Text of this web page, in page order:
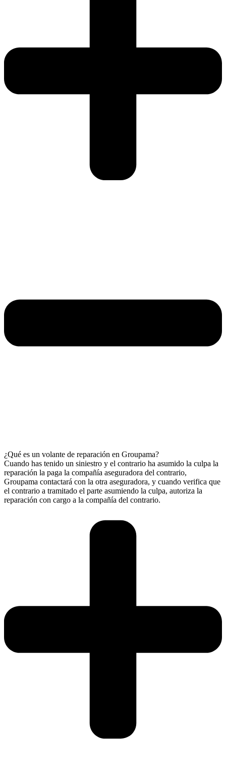
¿Qué es un volante de reparación en Groupama?
Cuando has tenido un siniestro y el contrario ha asumido la culpa la
reparación la paga la compañía aseguradora del contrario,
Groupama contactará con la otra aseguradora, y cuando verifica que
el contrario a tramitado el parte asumiendo la culpa, autoriza la
reparación con cargo a la compañía del contrario.